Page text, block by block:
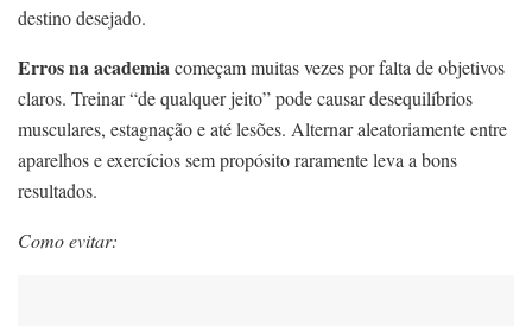
destino desejado.
Erros na academiacomeçam muitas vezes por falta de objetivos
claros. Treinar “de qualquer jeito” pode causar desequilíbrios
musculares, estagnação e até lesões. Alternar aleatoriamente entre
aparelhos e exercícios sem propósito raramente leva a bons
resultados.
Como evitar: